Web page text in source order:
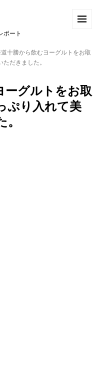
ポート
十勝から飲むヨーグルトをお取
だきました。
ーグルトをお取
ぷり入れて美